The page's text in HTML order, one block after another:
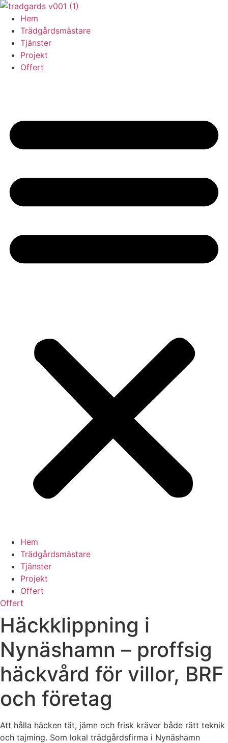
Skip
content
Hem
Trädgårdsmästare
Tjänster
Projekt
Offert
Hem
Trädgårdsmästare
Tjänster
Projekt
Offert
Offert
Häckklippning i
Nynäshamn – proffsig
häckvård för villor, BRF
och företag
Att hålla häcken tät, jämn och frisk kräver både rätt teknik
och tajming. Som lokal trädgårdsfirma i Nynäshamn